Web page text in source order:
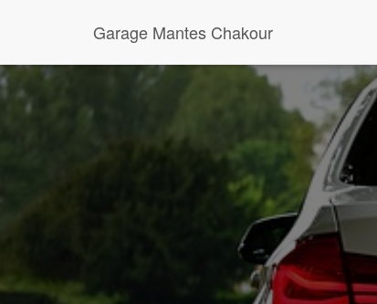
Garage Mantes Chakour